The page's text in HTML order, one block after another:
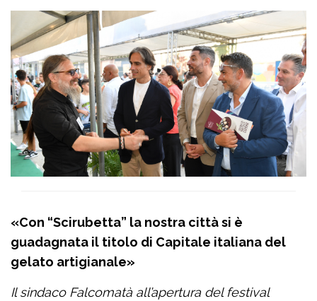
«Con “Scirubetta” la nostra città si è
guadagnata il titolo di Capitale italiana del
gelato artigianale»
Il sindaco Falcomatà all’apertura del festival